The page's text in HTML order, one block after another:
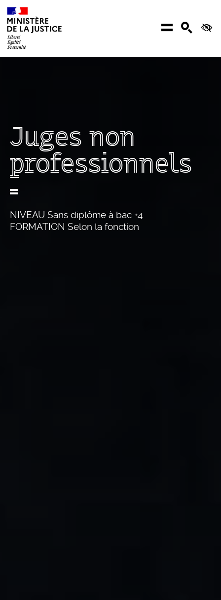
Aller au contenu
Menu
Juges non
professionnels
NIVEAU Sans diplôme à bac +4
FORMATION Selon la fonction